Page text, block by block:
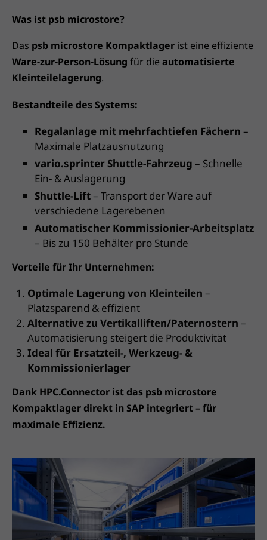
Was ist psb microstore?
Das psb microstore Kompaktlager ist eine effiziente
Ware-zur-Person-Lösung für die automatisierte
Kleinteilelagerung.
Bestandteile des Systems:
Regalanlage mit mehrfachtiefen Fächern –
Maximale Platzausnutzung
vario.sprinter Shuttle-Fahrzeug – Schnelle
Ein- & Auslagerung
Shuttle-Lift– Transport der Ware auf
verschiedene Lagerebenen
Automatischer Kommissionier-Arbeitsplatz
– Bis zu 150 Behälter pro Stunde
Vorteile für Ihr Unternehmen:
Optimale Lagerung von Kleinteilen –
Platzsparend & effizient
Alternative zu Vertikalliften/Paternostern –
Automatisierung steigert die Produktivität
Ideal für Ersatzteil-, Werkzeug- &
Kommissionierlager
Dank HPC.Connector ist das psb microstore
Kompaktlager direkt in SAP integriert – für
maximale Effizienz.